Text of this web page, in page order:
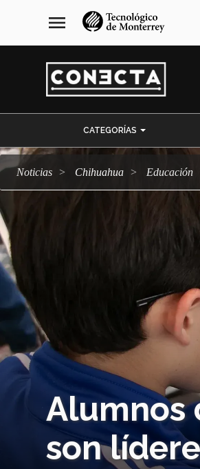
navegación
principal
menu
CATEGORÍAS
Noticias Chihuahua Educación
Alumnos
son